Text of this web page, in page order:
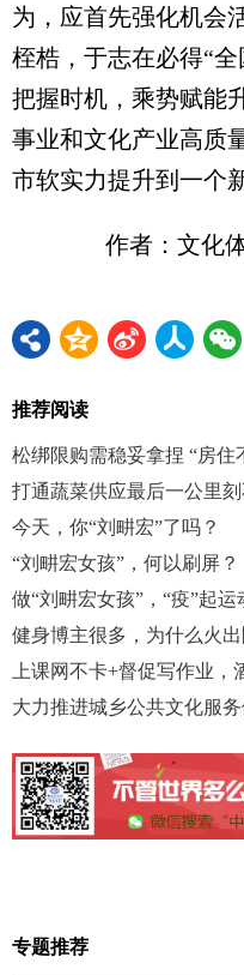
为，应首先强化机会
桎梏，于志在必得“全
把握时机，乘势赋能
事业和文化产业高质
市软实力提升到一个
作者：文化
推荐阅读
松绑限购需稳妥拿捏 “房住
打通蔬菜供应最后一公里
今天，你“刘畊宏”了吗？
“刘畊宏女孩”，何以刷屏？
做“刘畊宏女孩”，“疫”起运
健身博主很多，为什么火
上课网不卡+督促写作业，
大力推进城乡公共文化服
专题推荐